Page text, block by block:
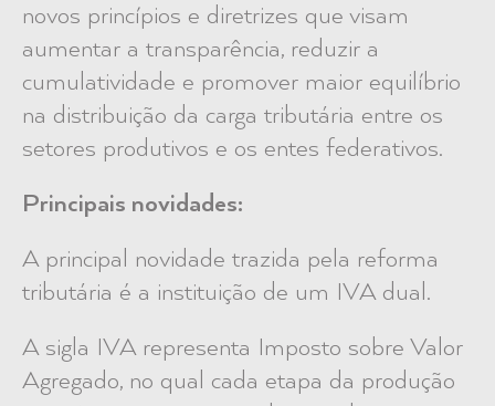
novos princípios e diretrizes que visam
aumentar a transparência, reduzir a
cumulatividade e promover maior equilíbrio
na distribuição da carga tributária entre os
setores produtivos e os entes federativos.
Principais novidades:
A principal novidade trazida pela reforma
tributária é a instituição de um IVA dual.
A sigla IVA representa Imposto sobre Valor
Agregado, no qual cada etapa da produção